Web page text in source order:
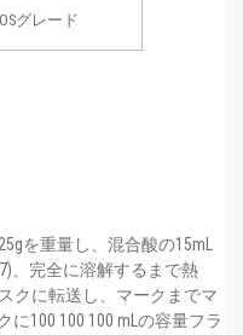
グレード
を重量し、混合酸の15mL
、完全に溶解するまで熱
クに転送し、マークまでマ
に100 100 100 mLの容量フラ